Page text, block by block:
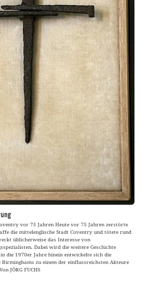
vor 75 Jahren Heute vor 75 Jahren zerstörte
die mittelenglische Stadt Coventry und tötete rund
üblicherweise das Interesse von
Dabei wird die weitere Geschichte
die 1970er Jahre hinein entwickelte sich die
zu einem der einflussreichsten Akteure
JÖRG FUCHS